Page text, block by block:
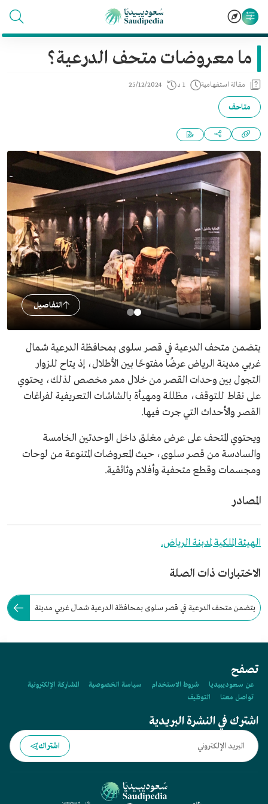
ما معروضات متحف الدرعية؟
مقالة استفهامية 1 د 25/12/2024
متاحف
التفاصيل
يتضمن متحف الدرعية في قصر سلوى بمحافظة الدرعية شمال
غربي مدينة الرياض عرضًا مفتوحًا بين الأطلال، إذ يتاح للزوار
التجول بين وحدات القصر من خلال ممر مخصص لذلك، يحتوي
على نقاط للتوقف، مظللة ومهيأة بالشاشات التعريفية لفراغات
القصر والأحداث التي جرت فيها.
ويحتوي المتحف على عرض مغلق داخل الوحدتين الخامسة
والسادسة من قصر سلوى، حيث المعروضات المتنوعة من لوحات
ومجسمات وقطع متحفية وأفلام وثائقية.
المصادر
الهيئة الملكية لمدبنة الرياض.
الاختبارات ذات الصلة
يتضمن متحف الدرعية في قصر سلوى بمحافظة الدرعية شمال غربي مدينة
تصفح
عن سعوديبيديا شروط الاستخدام سياسة الخصوصية
المشاركة الإلكترونية
تواصل معنا
التوظيف
اشترك في النشرة البريدية
اشتراك